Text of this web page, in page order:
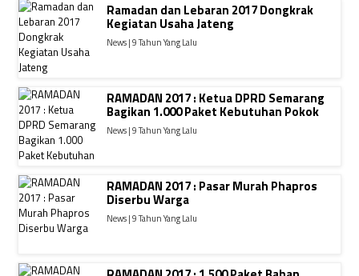
Ramadan dan Lebaran 2017 Dongkrak
Kegiatan Usaha Jateng
News | 9 Tahun Yang Lalu
RAMADAN 2017 : Ketua DPRD Semarang
Bagikan 1.000 Paket Kebutuhan Pokok
News | 9 Tahun Yang Lalu
RAMADAN 2017 : Pasar Murah Phapros
Diserbu Warga
News | 9 Tahun Yang Lalu